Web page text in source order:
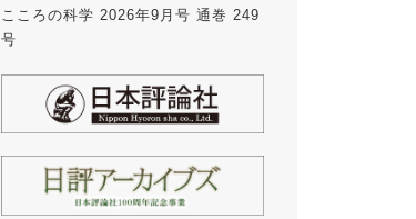
こころの科学 2026年9月号 通巻 249
号